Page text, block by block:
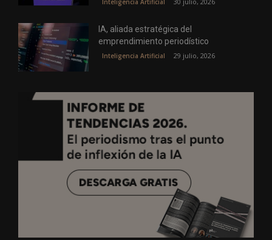
Inteligencia Artificial
IA, aliada estratégica del
emprendimiento periodístico
Inteligencia Artificial 29 julio, 2026